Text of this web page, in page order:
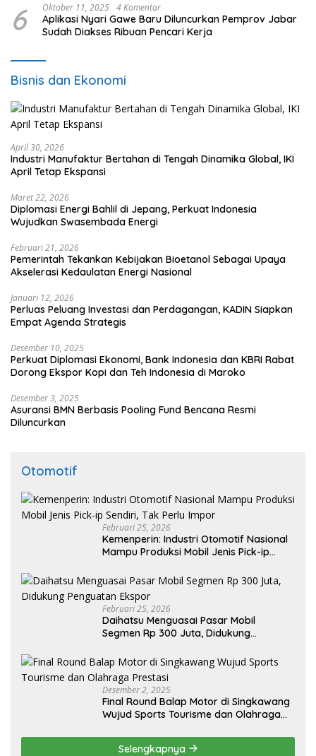
6 Oktober 11, 2025 4 Komentar
Aplikasi Nyari Gawe Baru Diluncurkan Pemprov Jabar
Sudah Diakses Ribuan Pencari Kerja
Bisnis dan Ekonomi
April 30, 2026
Industri Manufaktur Bertahan di Tengah Dinamika Global, IKI
April Tetap Ekspansi
Maret 22, 2026
Diplomasi Energi Bahlil di Jepang, Perkuat Indonesia
Wujudkan Swasembada Energi
Februari 21, 2026
Pemerintah Tekankan Kebijakan Bioetanol Sebagai Upaya
Akselerasi Kedaulatan Energi Nasional
Januari 12, 2026
Perluas Peluang Investasi dan Perdagangan, KADIN Siapkan
Empat Agenda Strategis
Desember 10, 2025
Perkuat Diplomasi Ekonomi, Bank Indonesia dan KBRI Rabat
Dorong Ekspor Kopi dan Teh Indonesia di Maroko
Desember 3, 2025
Asuransi BMN Berbasis Pooling Fund Bencana Resmi
Diluncurkan
Otomotif
Februari 25, 2026
Kemenperin: Industri Otomotif Nasional
Mampu Produksi Mobil Jenis Pick-ip
Februari 25, 2026
Daihatsu Menguasai Pasar Mobil
Segmen Rp 300 Juta, Didukung
Desember 2, 2025
Final Round Balap Motor di Singkawang
Wujud Sports Tourisme dan Olahraga
Selengkapnya